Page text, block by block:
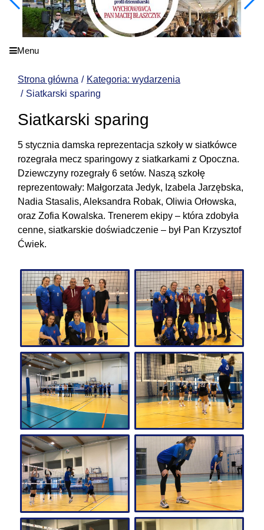
Menu
Strona główna
Kategoria: wydarzenia
Siatkarski sparing
Siatkarski sparing
5 stycznia damska reprezentacja szkoły w siatkówce
rozegrała mecz sparingowy z siatkarkami z Opoczna.
Dziewczyny rozegrały 6 setów. Naszą szkołę
reprezentowały: Małgorzata Jedyk, Izabela Jarzębska,
Nadia Stasalis, Aleksandra Robak, Oliwia Orłowska,
oraz Zofia Kowalska. Trenerem ekipy – która zdobyła
cenne, siatkarskie doświadczenie – był Pan Krzysztof
Ćwiek.